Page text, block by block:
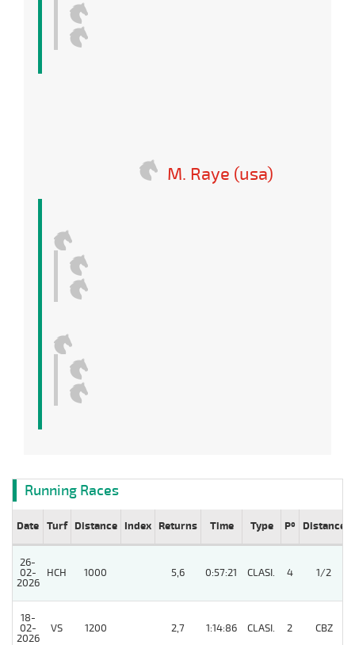
M. Raye (usa)
Running Races
Date Turf Distance Index Returns Time Type Pº Distance
26-
02-
2026
HCH 1000 5,6 0:57:21 CLASI. 4 1/2
18-
02-
2026
VS 1200 2,7 1:14:86 CLASI. 2 CBZ